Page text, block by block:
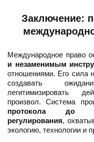
Заключение:
Международное право
и незаменимым
отношениями. Его сила
создавать
легитимизировать
произвол. Система
протокола до
регулирования,
экологию, технологии и